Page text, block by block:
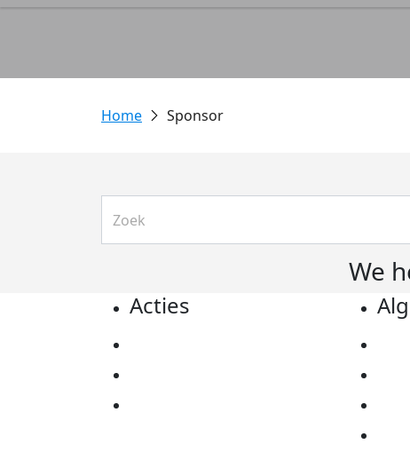
Sponsor
We
Acties